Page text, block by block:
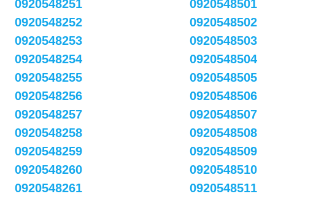
0920548251
0920548252
0920548253
0920548254
0920548255
0920548256
0920548257
0920548258
0920548259
0920548260
0920548261
0920548501
0920548502
0920548503
0920548504
0920548505
0920548506
0920548507
0920548508
0920548509
0920548510
0920548511